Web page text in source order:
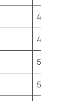
473.0
496.0
530
557